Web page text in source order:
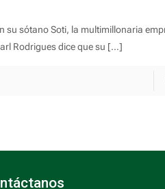
su sótano Soti, la multimillonaria
Rodrigues dice que su […]